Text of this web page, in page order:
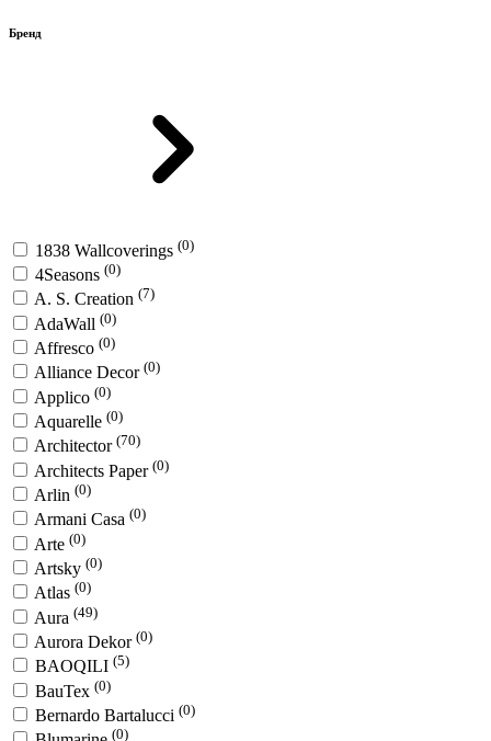
Бренд
1838 Wallcoverings (0)
4Seasons (0)
A. S. Creation (7)
AdaWall (0)
Affresco (0)
Alliance Decor (0)
Applico (0)
Aquarelle (0)
Architector (70)
Architects Paper (0)
Arlin (0)
Armani Casa (0)
Arte (0)
Artsky (0)
Atlas (0)
Aura (49)
Aurora Dekor (0)
BAOQILI (5)
BauTex (0)
Bernardo Bartalucci (0)
(0)